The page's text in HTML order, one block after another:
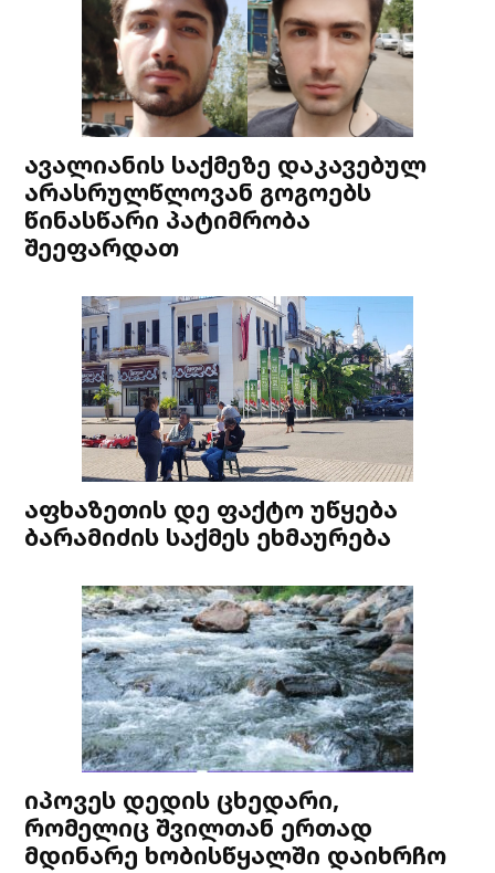
ავალიანის საქმეზე დაკავებულ
არასრულწლოვან გოგოებს
წინასწარი პატიმრობა
შეეფარდათ
აფხაზეთის დე ფაქტო უწყება
ბარამიძის საქმეს ეხმაურება
იპოვეს დედის ცხედარი,
რომელიც შვილთან ერთად
მდინარე ხობისწყალში დაიხრჩო